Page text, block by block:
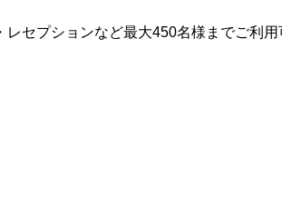
セプションなど最大450名様までご利